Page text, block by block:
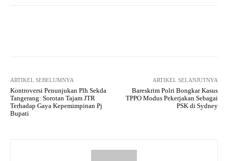
ARTIKEL SEBELUMNYA
Kontroversi Penunjukan Plh Sekda
Tangerang: Sorotan Tajam JTR
Terhadap Gaya Kepemimpinan Pj
Bupati
ARTIKEL SELANJUTNYA
Bareskrim Polri Bongkar Kasus
TPPO Modus Pekerjakan Sebagai
PSK di Sydney